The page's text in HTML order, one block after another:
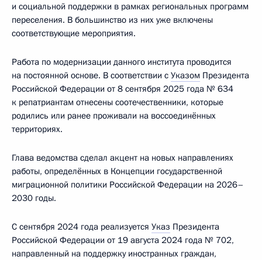
и социальной поддержки в рамках региональных программ
переселения. В большинство из них уже включены
соответствующие мероприятия.
Работа по модернизации данного института проводится
на постоянной основе. В соответствии с Указом Президента
Российской Федерации от 8 сентября 2025 года № 634
к репатриантам отнесены соотечественники, которые
родились или ранее проживали на воссоединённых
территориях.
Глава ведомства сделал акцент на новых направлениях
работы, определённых в Концепции государственной
миграционной политики Российской Федерации на 2026–
2030 годы.
С сентября 2024 года реализуется Указ Президента
Российской Федерации от 19 августа 2024 года № 702,
направленный на поддержку иностранных граждан,